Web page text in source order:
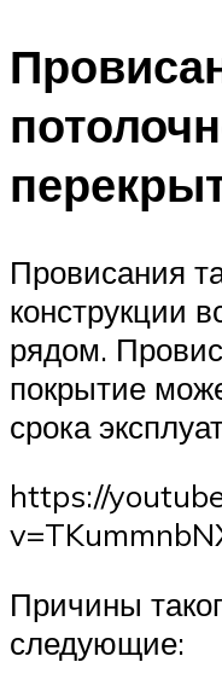
Провисания
конструкции
рядом.
покрытие
срока
https://
Причины
следующие: